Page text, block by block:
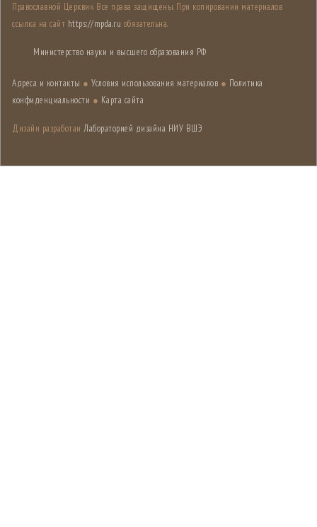
Православной Церкви». Все права защищены. При копировании материалов
ссылка на сайт https://mpda.ru обязательна.
Министерство науки и высшего образования РФ
Адреса и контакты ● Условия использования материалов ● Политика
конфиденциальности ● Карта сайта
Дизайн разработан Лабораторией дизайна НИУ ВШЭ